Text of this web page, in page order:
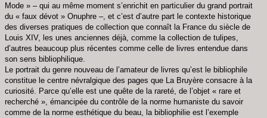
Mode » – qui au même moment s’enrichit en particulier du grand portrait
du « faux dévot » Onuphre –, et c’est d’autre part le contexte historique
des diverses pratiques de collection que connaît la France du siècle de
Louis XIV, les unes anciennes déjà, comme la collection de tulipes,
d’autres beaucoup plus récentes comme celle de livres entendue dans
son sens bibliophilique.
Le portrait du genre nouveau de l’amateur de livres qu’est le bibliophile
constitue le centre névralgique des pages que La Bruyère consacre à la
curiosité. Parce qu’elle est une quête de la rareté, de l’objet « rare et
recherché », émancipée du contrôle de la norme humaniste du savoir
comme de la norme esthétique du beau, la bibliophilie est l’exemple